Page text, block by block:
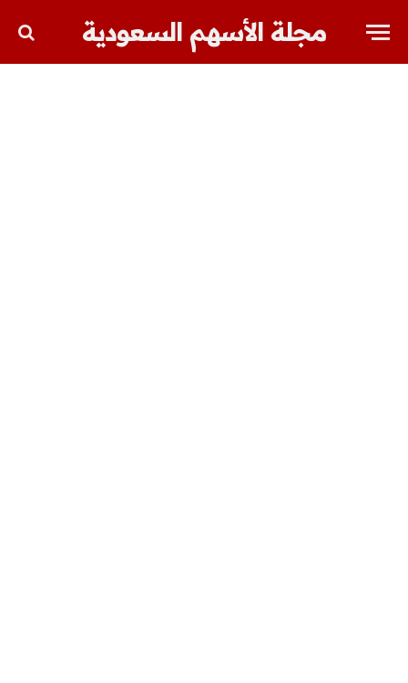
مجلة الأسهم السعودية